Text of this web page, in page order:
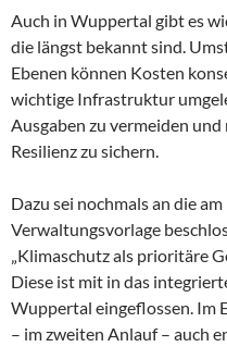
Auch in Wuppertal gibt es
die längst bekannt sind.
Ebenen können Kosten
wichtige Infrastruktur
Ausgaben zu vermeiden
Resilienz zu sichern.
Dazu sei nochmals an die
Verwaltungsvorlage
„Klimaschutz als prioritäre
Diese ist mit in das
Wuppertal eingeflossen. Im
– im zweiten Anlauf – auch